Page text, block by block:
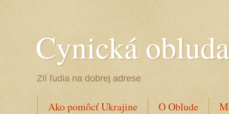
Cynická obluda
Zlí ľudia na dobrej adrese
Ako pomôcť Ukrajine O Oblude